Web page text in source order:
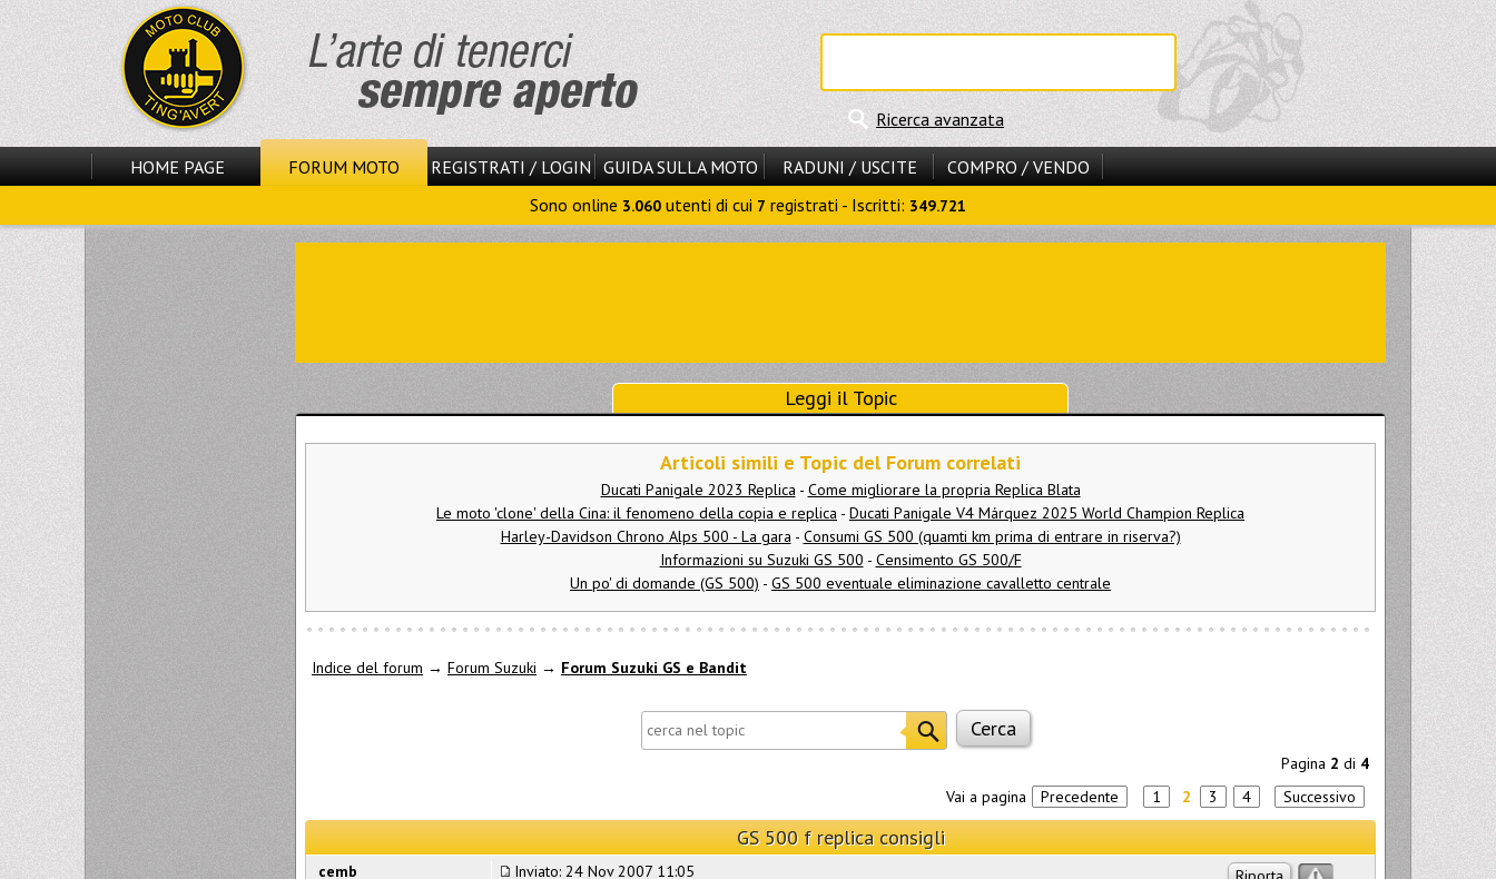
Ricerca avanzata
HOME PAGE FORUM MOTO REGISTRATI / LOGIN GUIDA SULLA MOTO RADUNI / USCITE
COMPRO / VENDO
Sono online 3.060 utenti di cui 7 registrati - Iscritti: 349.721
Leggi il Topic
Articoli simili e Topic del Forum correlati
Ducati Panigale 2023 Replica - Come migliorare la propria Replica Blata
Le moto 'clone' della Cina: il fenomeno della copia e replica - Ducati Panigale V4 Márquez 2025 World Champion Replica
Harley-Davidson Chrono Alps 500 - La gara - Consumi GS 500 (quamti km prima di entrare in riserva?)
Informazioni su Suzuki GS 500 - Censimento GS 500/F
Un po' di domande (GS 500) - GS 500 eventuale eliminazione cavalletto centrale
Indice del forum → Forum Suzuki → Forum Suzuki GS e Bandit
Pagina 2 di 4
Vai a pagina
Precedente 1 2 3 4 Successivo
GS 500 f replica consigli
Inviato: 24 Nov 2007 11:05
cemb